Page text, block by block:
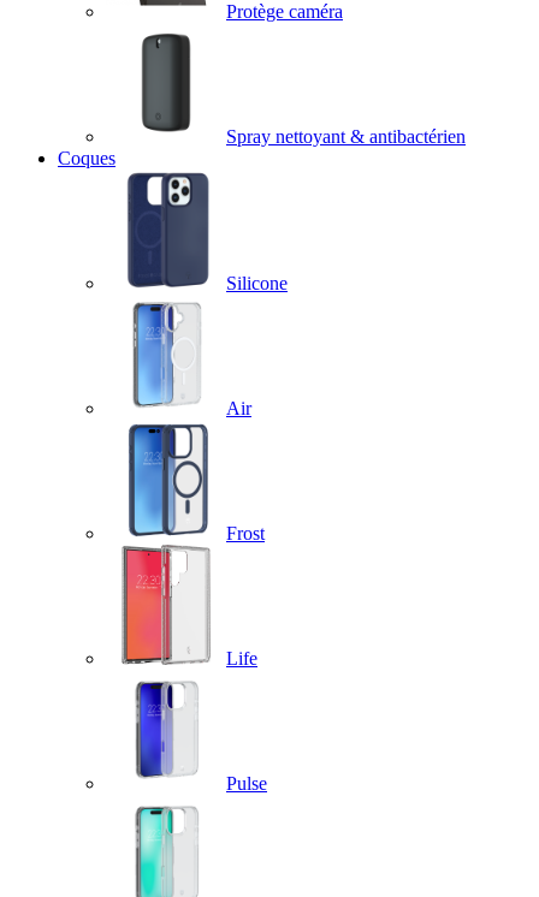
Protège caméra
Spray nettoyant & antibactérien
Coques
Silicone
Air
Frost
Life
Pulse